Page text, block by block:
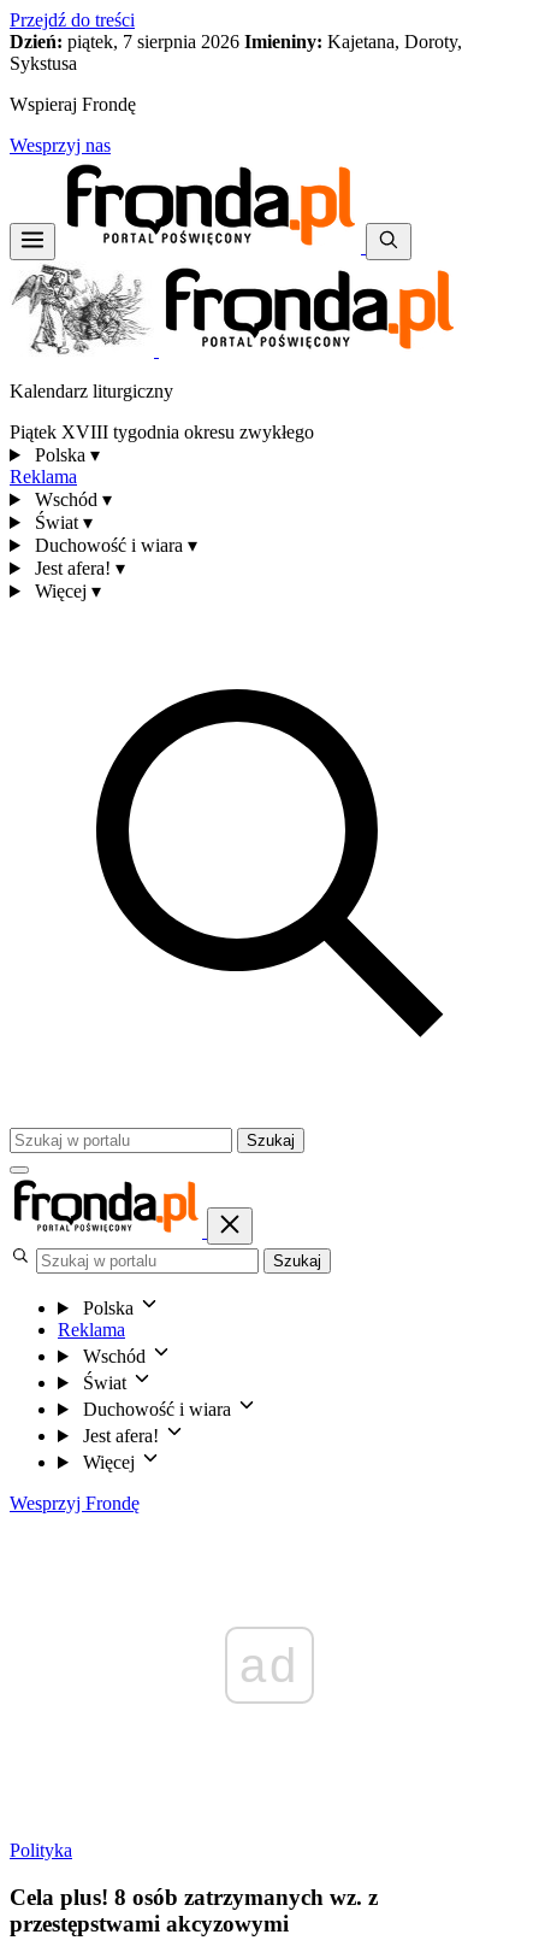
Przejdź do treści
Dzień: piątek, 7 sierpnia 2026 Imieniny: Kajetana, Doroty,
Sykstusa
Wspieraj Frondę
Wesprzyj nas
Kalendarz liturgiczny
Piątek XVIII tygodnia okresu zwykłego
Polska ▾
Reklama
Wschód ▾
Świat ▾
Duchowość i wiara ▾
Jest afera! ▾
Więcej ▾
Szukaj
Szukaj
Polska
Reklama
Wschód
Świat
Duchowość i wiara
Jest afera!
Więcej
Wesprzyj Frondę
ad
Polityka
Cela plus! 8 osób zatrzymanych wz. z
przestępstwami akcyzowymi